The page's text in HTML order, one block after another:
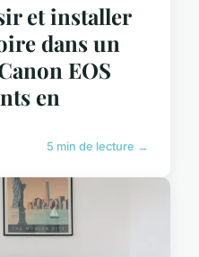
et installer
dans un
EOS
en
5 min de lecture →